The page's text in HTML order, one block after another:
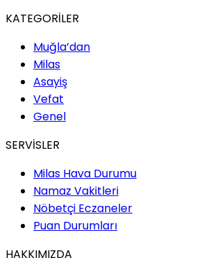
KATEGORİLER
Muğla’dan
Milas
Asayiş
Vefat
Genel
SERVİSLER
Milas Hava Durumu
Namaz Vakitleri
Nöbetçi Eczaneler
Puan Durumları
HAKKIMIZDA